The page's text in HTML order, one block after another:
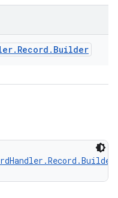
. Record . Builder